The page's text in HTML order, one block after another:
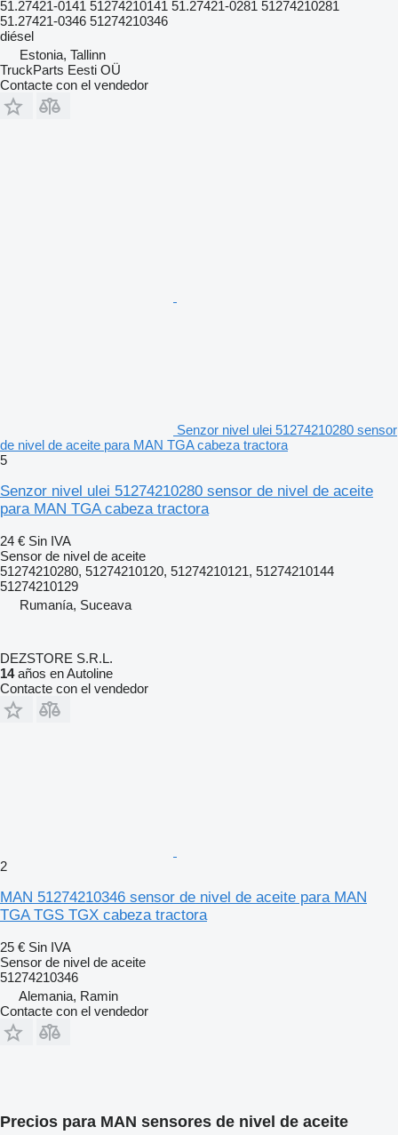
51.27421-0141 51274210141 51.27421-0281 51274210281
51.27421-0346 51274210346
diésel
Estonia, Tallinn
TruckParts Eesti OÜ
Contacte con el vendedor
Senzor nivel ulei 51274210280 sensor
de nivel de aceite para MAN TGA cabeza tractora
5
Senzor nivel ulei 51274210280 sensor de nivel de aceite
para MAN TGA cabeza tractora
24 € Sin IVA
Sensor de nivel de aceite
51274210280, 51274210120, 51274210121, 51274210144
51274210129
Rumanía, Suceava
DEZSTORE S.R.L.
14años en Autoline
Contacte con el vendedor
2
MAN 51274210346 sensor de nivel de aceite para MAN
TGA TGS TGX cabeza tractora
25 € Sin IVA
Sensor de nivel de aceite
51274210346
Alemania, Ramin
Contacte con el vendedor
Precios para MAN sensores de nivel de aceite